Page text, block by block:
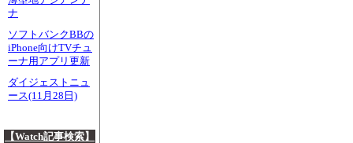
ナ
ソフトバンクBBの
iPhone向けTVチュ
ーナ用アプリ更新
ダイジェストニュ
ース(11月28日)
【Watch記事検索】